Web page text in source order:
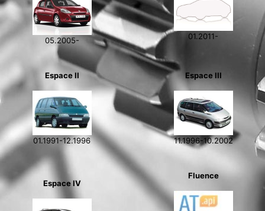
05.2005- 01.2011-
Espace II
01.1991-12.1996
Espace III
11.1996-10.2002
Espace IV
Fluence